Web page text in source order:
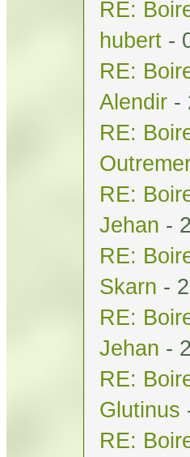
RE:
hubert -
RE:
Alendir -
RE:
RE:
Jehan -
RE:
Skarn -
RE:
Jehan -
RE:
Glutinus
RE: